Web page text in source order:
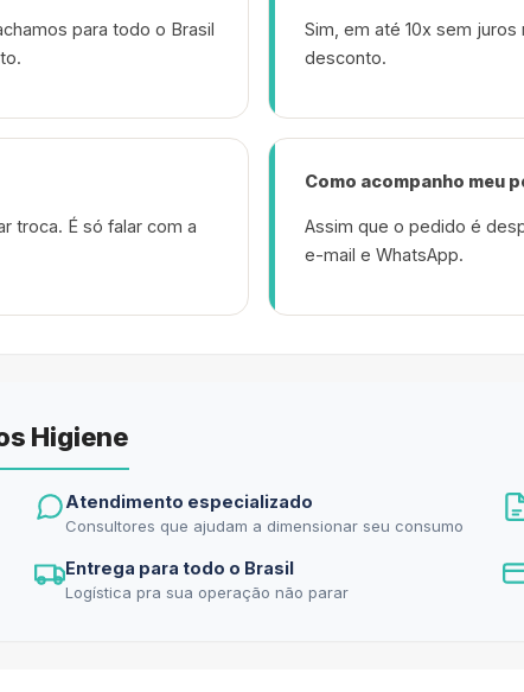
para todo o Brasil
Sim, em até 10x sem
desconto.
troca. É só falar com a
Como acompanho meu
Assim que o pedido é
e-mail e WhatsApp.
Higiene
Atendimento especializado
Consultores que ajudam a dimensionar seu consumo
Entrega para todo o Brasil
Logística pra sua operação não parar